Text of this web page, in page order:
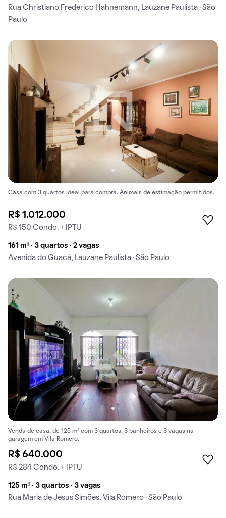
Rua Christiano Frederico Hahnemann, Lauzane Paulista · São
Paulo
Casa com 3 quartos ideal para compra. Animais de estimação permitidos.
R$ 1.012.000
R$ 150 Condo. + IPTU
161 m² · 3 quartos · 2 vagas
Avenida do Guacá, Lauzane Paulista · São Paulo
Venda de casa, de 125 m² com 3 quartos, 3 banheiros e 3 vagas na
garagem em Vila Romero.
R$ 640.000
R$ 284 Condo. + IPTU
125 m² · 3 quartos · 3 vagas
Rua Maria de Jesus Simões, Vila Romero · São Paulo